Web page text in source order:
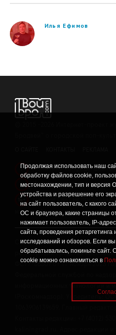
Продолжая использовать наш
обработку файлов cookie,
местонахождении, тип и версия
устройства и разрешение его
на сайт пользователь, с какого
ОС и браузера, какие страницы
нажимает пользователь, IP-
сайта, проведения ретаргетинга
исследований и обзоров. Если
обрабатывались, покиньте
cookie можно ознакомиться в
Илья Ефимов
! Политика
! Информация о
Данный сайт не
младше 16 лет.
Сетевое издание «Твой Бро»,
регистрации средства